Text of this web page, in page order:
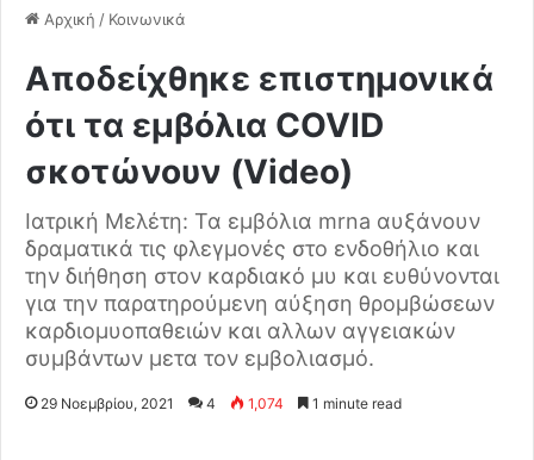
Αρχική / Κοινωνικά
Αποδείχθηκε επιστημονικά
ότι τα εμβόλια COVID
σκοτώνουν (Video)
Ιατρική Μελέτη: Τα εμβόλια mrna αυξάνουν
δραματικά τις φλεγμονές στο ενδοθήλιο και
την διήθηση στον καρδιακό μυ και ευθύνονται
για την παρατηρούμενη αύξηση θρομβώσεων
καρδιομυοπαθειών και αλλων αγγειακών
συμβάντων μετα τον εμβολιασμό.
29 Νοεμβρίου, 2021 4 1,074 1 minute read